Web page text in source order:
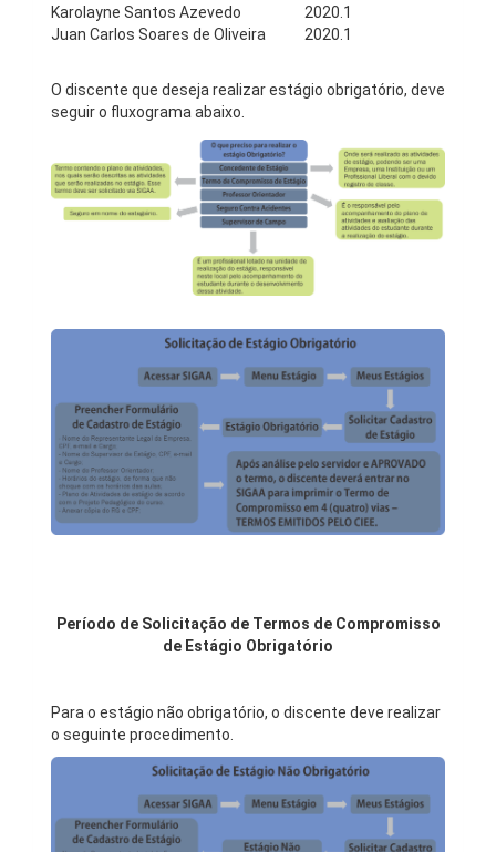
Karolayne Santos Azevedo
2020.1
Juan Carlos Soares de Oliveira
2020.1
O discente que deseja realizar estágio obrigatório, deve
seguir o fluxograma abaixo.
Período de Solicitação de Termos de Compromisso
de Estágio Obrigatório
Para o estágio não obrigatório, o discente deve realizar
o seguinte procedimento.